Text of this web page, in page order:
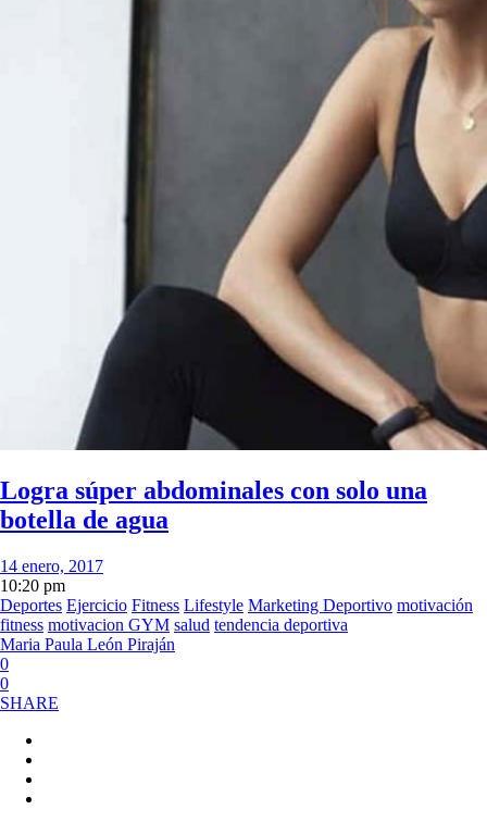
Logra súper abdominales con solo una
botella de agua
14 enero, 2017
10:20 pm
Deportes Ejercicio Fitness Lifestyle Marketing Deportivo motivación
fitness motivacion GYM salud tendencia deportiva
Maria Paula León Piraján
0
0
SHARE